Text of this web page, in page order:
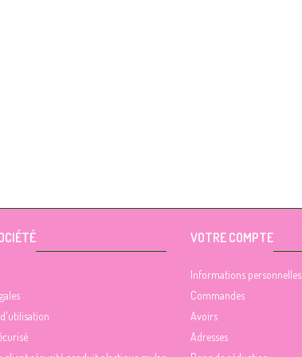
VOTRE COMPTE
Informations personnelles
Commandes
Avoirs
Adresses